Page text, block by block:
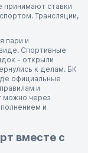
принимают ставки
Трансляции,
пари и
Спортивные
- открыли
к делам. БК
официальные
и
можно через
и
вместе с